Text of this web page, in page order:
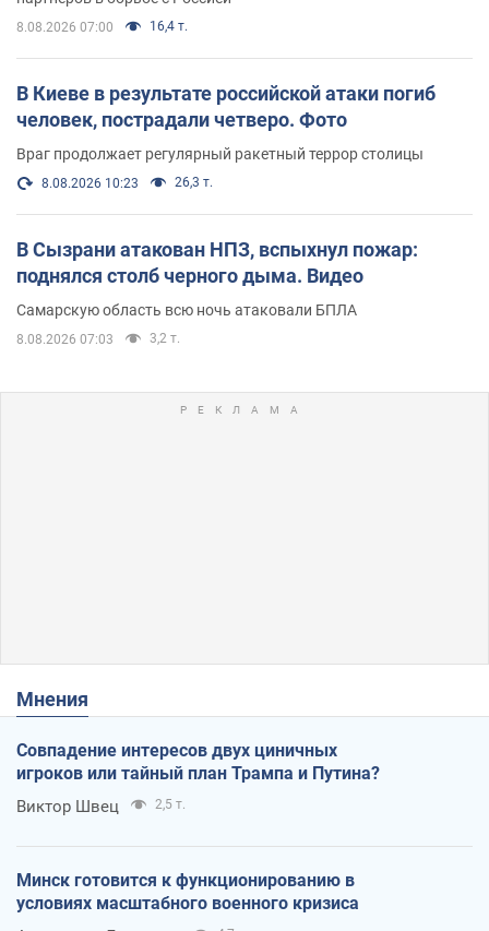
8.08.2026 07:00 16,4 т.
В Киеве в результате российской атаки погиб
человек, пострадали четверо. Фото
Враг продолжает регулярный ракетный террор столицы
8.08.2026 10:23 26,3 т.
В Сызрани атакован НПЗ, вспыхнул пожар:
поднялся столб черного дыма. Видео
Самарскую область всю ночь атаковали БПЛА
8.08.2026 07:03 3,2 т.
Мнения
Совпадение интересов двух циничных
игроков или тайный план Трампа и Путина?
Виктор Швец 2,5 т.
Минск готовится к функционированию в
условиях масштабного военного кризиса